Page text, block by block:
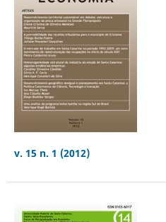
v. 15 n. 1 (2012)